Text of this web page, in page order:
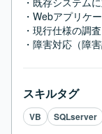
・Webアプリケ
・現行仕様の調
・障害対応（障
スキルタグ
VB SQLserver